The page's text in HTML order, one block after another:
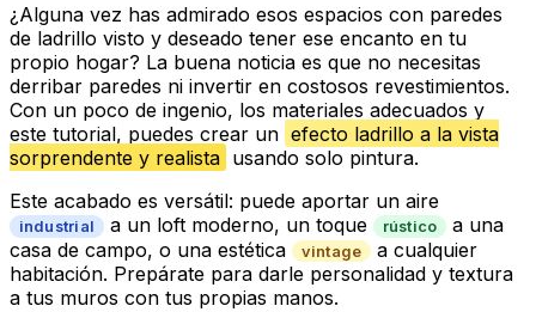
¿Alguna vez has admirado esos espacios con paredes
de ladrillo visto y deseado tener ese encanto en tu
propio hogar? La buena noticia es que no necesitas
derribar paredes ni invertir en costosos revestimientos.
Con un poco de ingenio, los materiales adecuados y
este tutorial, puedes crear un efecto ladrillo a la vista
sorprendente y realista usando solo pintura.
Este acabado es versátil: puede aportar un aire
industrial a un loft moderno, un toque rústico
a una
casa de campo, o una estética
vintage
a cualquier
habitación. Prepárate para darle personalidad y textura
a tus muros con tus propias manos.